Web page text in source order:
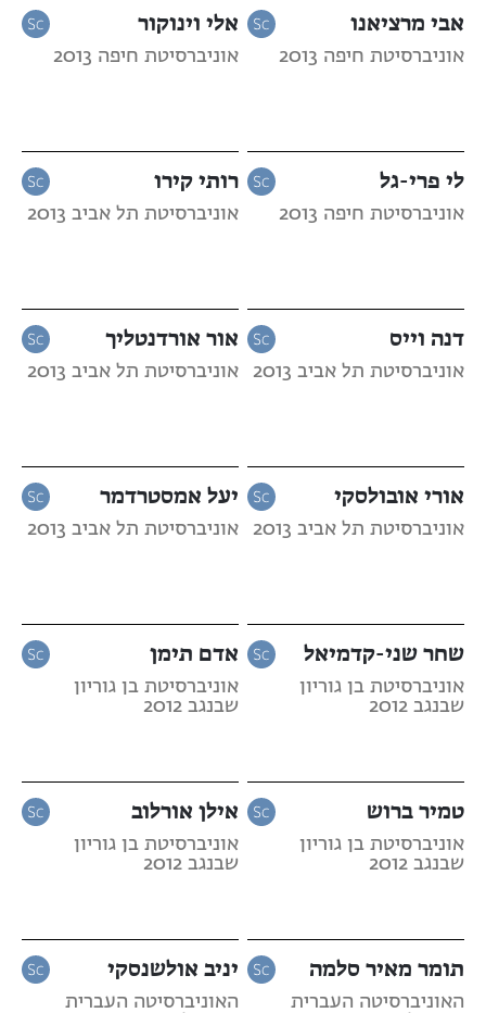
אבי מרציאנו
אוניברסיטת חיפה 2013
אלי וינוקור
אוניברסיטת חיפה 2013
לי פרי-גל
אוניברסיטת חיפה 2013
רותי קירו
אוניברסיטת תל אביב 2013
דנה וייס
אוניברסיטת תל אביב 2013
אור אורדנטליך
אוניברסיטת תל אביב 2013
אורי אובולסקי
אוניברסיטת תל אביב 2013
יעל אמסטרדמר
אוניברסיטת תל אביב 2013
שחר שני-קדמיאל
אוניברסיטת בן גוריון
שבנגב 2012
אדם תימן
אוניברסיטת בן גוריון
שבנגב 2012
טמיר ברוש
אוניברסיטת בן גוריון
שבנגב 2012
אילן אורלוב
אוניברסיטת בן גוריון
שבנגב 2012
תומר מאיר סלמה
האוניברסיטה העברית
יניב אולשנסקי
האוניברסיטה העברית